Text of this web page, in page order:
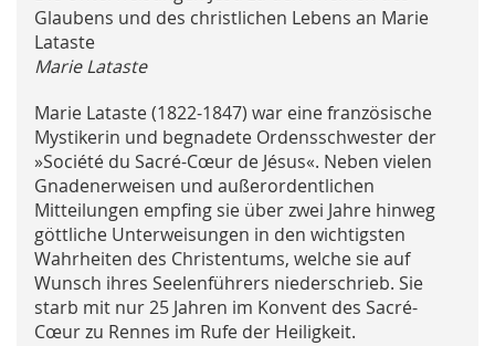
beginning
of
the
images
gallery
Glaubens und des christlichen Lebens an Marie
Lataste
Marie Lataste
Marie Lataste (1822-1847) war eine französische
Mystikerin und begnadete Ordensschwester der
»Société du Sacré-Cœur de Jésus«. Neben vielen
Gnadenerweisen und außerordentlichen
Mitteilungen empfing sie über zwei Jahre hinweg
göttliche Unterweisungen in den wichtigsten
Wahrheiten des Christentums, welche sie auf
Wunsch ihres Seelenführers niederschrieb. Sie
starb mit nur 25 Jahren im Konvent des Sacré-
Cœur zu Rennes im Rufe der Heiligkeit.